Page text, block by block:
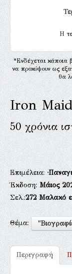
H
*Ενδέχεται κάποια
να προκύψουν ως
θα
Iron
50 χρόνια
Επιμέλεια:
Έκδοση:Μάιος
Σελ.:272 Μαλακό
Θέμα:
Περιγραφή